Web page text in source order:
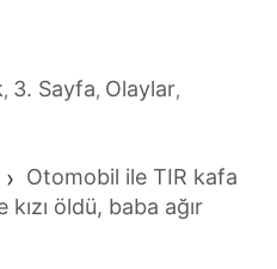
, 3. Sayfa, Olaylar,
› Otomobil ile TIR kafa
öldü, baba ağır